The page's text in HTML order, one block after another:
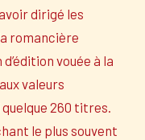
dirigé les
romancière
vouée à la
valeurs
260 titres.
le plus souvent